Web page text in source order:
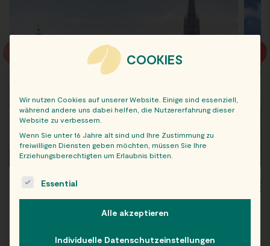
WIEN
COOKIES
Wir nutzen Cookies auf unserer Website. Einige sind essenziell,
während andere uns dabei helfen, die Nutzererfahrung dieser
Website zu verbessern.
Wenn Sie unter 16 Jahre alt sind und Ihre Zustimmung zu
freiwilligen Diensten geben möchten, müssen Sie Ihre
Erziehungsberechtigten um Erlaubnis bitten.
The following is a list of service groups for which consent
Essential
Alle akzeptieren
Individuelle Datenschutzeinstellungen